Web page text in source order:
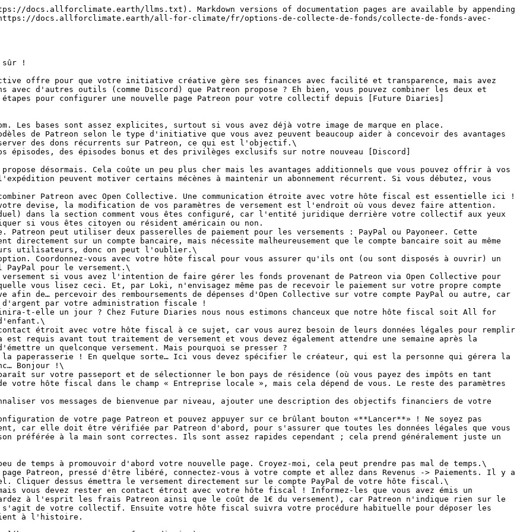
docs.allforclimate.earth/llms.txt). Markdown versions of documentation pages are available by appending
docs.allforclimate.earth/all-for-climate/fr/options-de-collecte-de-fonds/collecte-de-fonds-avec-
sûr !
offre pour que votre initiative créative gère ses finances avec facilité et transparence, mais avez
d'autres outils (comme Discord) que Patreon propose ? Eh bien, vous pouvez combiner les deux et
pour configurer une nouvelle page Patreon pour votre collectif depuis [Future Diaries]
Les bases sont assez explicites, surtout si vous avez déjà votre image de marque en place.
de Patreon selon le type d'initiative que vous avez peuvent beaucoup aider à concevoir des avantages
des dons récurrents sur Patreon, ce qui est l'objectif.\
désormais. Cela coûte un peu plus cher mais les avantages additionnels que vous pouvez offrir à vos
peuvent motiver certains mécènes à maintenir un abonnement récurrent. Si vous débutez, vous
Patreon avec Open Collective. Une communication étroite avec votre hôte fiscal est essentielle ici !
devise, la modification de vos paramètres de versement est l'endroit où vous devez faire attention.
si vous êtes citoyen ou résident américain ou non.
sur un compte bancaire, mais nécessite malheureusement que le compte bancaire soit au même
utilisateurs, donc on peut l'oublier.\
pour le versement.\
vous lisez ceci. Et, par Loki, n'envisagez même pas de recevoir le paiement sur votre propre compte
de… percevoir des remboursements de dépenses d'Open Collective sur votre compte PayPal ou autre, car
d'argent par votre administration fiscale !
est requis avant tout traitement de versement et vous devez également attendre une semaine après la
un quelconque versement. Mais pourquoi se presser ?
paperasserie ! En quelque sorte… Ici vous devez spécifier le créateur, qui est la personne qui gérera la
Bonjour !\
hôte fiscal dans le champ « Entreprise locale », mais cela dépend de vous. Le reste des paramètres
vos messages de bienvenue par niveau, ajouter une description des objectifs financiers de votre
car elle doit être vérifiée par Patreon d'abord, pour s'assurer que toutes les données légales que vous
préférée à la main sont correctes. Ils sont assez rapides cependant ; cela prend généralement juste un
dessus émettra le versement directement sur le compte PayPal de votre hôte fiscal.\
à l'esprit les frais Patreon ainsi que le coût de 1€ du versement), car Patreon n'indique rien sur le
de votre collectif. Ensuite votre hôte fiscal suivra votre procédure habituelle pour déposer les
à l'histoire.